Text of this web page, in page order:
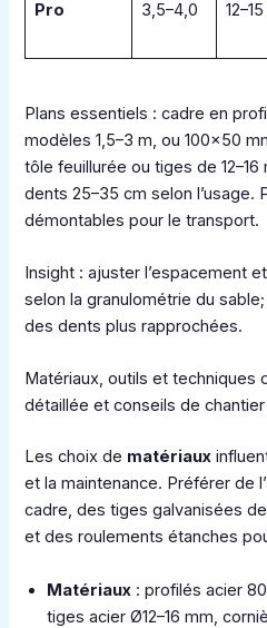
Pro 3,5–4,0 12–15
Plans essentiels : cadre en
modèles 1,5–3 m, ou 100×50
tôle feuillurée ou tiges de
dents 25–35 cm selon l’usage.
démontables pour le transport.
Insight : ajuster l’espacement
selon la granulométrie du
des dents plus rapprochées.
Matériaux, outils et techniques
détaillée et conseils de chantier
Les choix de matériaux
et la maintenance. Préférer de
cadre, des tiges galvanisées
et des roulements étanches
Matériaux : profilés acier
tiges acier Ø12–16 mm,